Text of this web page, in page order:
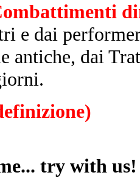
e dai
antiche, dai
try with us!